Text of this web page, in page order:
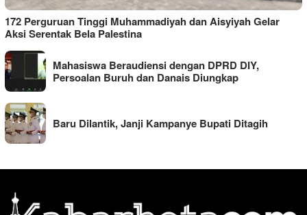
172 Perguruan Tinggi Muhammadiyah dan Aisyiyah Gelar
Aksi Serentak Bela Palestina
Mahasiswa Beraudiensi dengan DPRD DIY,
Persoalan Buruh dan Danais Diungkap
Baru Dilantik, Janji Kampanye Bupati Ditagih